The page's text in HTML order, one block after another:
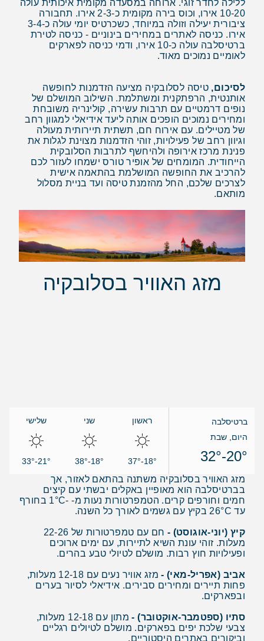
ללילה לחדר זוגי. ארוחה במסעדה מקומית איכותית עולה
10-20 אירו, וכוס בירה מקומית כ-2-3 אירו. תחבורה
ציבורית יעילה וזולה במיוחד, כשכרטיס יומי עולה כ-3-4
אירו. כניסה לאתרים במחירים בינוניים - כניסה לטירת
ברטיסלבה עולה כ-10 אירו, ודמי כניסה לפארקים
לאומיים נמוכים מאוד.
לסיכום, טיסה לסלובקיה מציעה הזדמנות לחופשה
אותנטית, הרפתקנית ומשתלמת. השילוב המושלם של
נופים דרמטיים עם תרבות עשירה, קולינריה משובחת
ומחירים נמוכים הופכים אותה ליעד אידיאלי למגוון רחב
של מטיילים. עם אירוח חם, תשתית תיירותית מעולה
וגיוון רחב של פעילויות, זוהי הזדמנות מצוינת לגלות את
פנינת מרכז אירופה ולהיחשף לתרבות הסלובקית
הייחודית. המומחים של אופיר טורס ישמחו לעזור לכם
להרכיב את החופשה המושלמת בהתאמה אישית
לצרכים שלכם, החל מהזמנת טיסה ועד בניית מסלול
מותאם.
מזג האוויר בסלובקיה
ברטיסלבה
היום, שבת
20°-32°
ראשון
18°-37°
שני
18°-38°
שלישי
21°-33°
מזג האוויר בסלובקיה משתנה בהתאם לאזור, אך
בברטיסלבה הוא מאופיין באקלים יבשתי עם קיצים
חמים וחורפים קרים. הטמפרטורות נעות מ- -1°C בחורף
עד 26°C בקיץ עם גשמים לאורך כל השנה.
קיץ (יוני-אוגוסט) -
חם עם טמפרטורות של 22-26
מעלות. זוהי עונת השיא לתיירות, עם ימים ארוכים
ופעילויות חוץ רבות. מושלם לטיולי טבע בהרים.
אביב (אפריל-מאי) -
מזג אוויר נעים עם 12-18 מעלות,
פחות תיירים ומחירים סבירים. אידיאלי לסיור בערים
ובפארקים.
סתיו (ספטמבר-אוקטובר) -
מתון עם 12-18 מעלות,
צבעי שלכת יפים בפארקים. מושלם לטיולים רגליים
וביקורים באתרים היסטוריים.